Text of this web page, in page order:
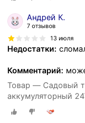
Андрей К.
7 отзывов
13 июля
Недостатки:
Комментарий:
Товар — Садовый
аккумуляторный
об/мин